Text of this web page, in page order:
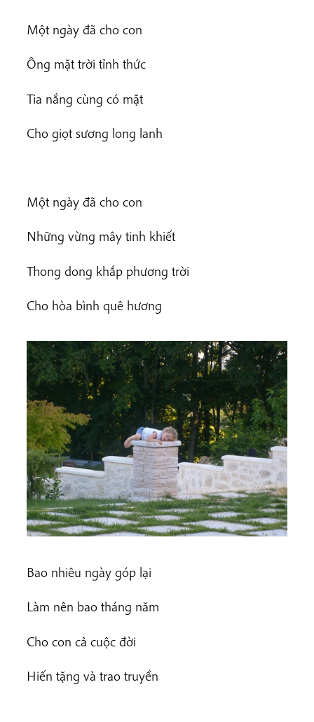
Một ngày đã cho con
Ông mặt trời tỉnh thức
Tia nắng cùng có mặt
Cho giọt sương long lanh
Một ngày đã cho con
Những vừng mây tinh khiết
Thong dong khắp phương trời
Cho hòa bình quê hương
Bao nhiêu ngày góp lại
Làm nên bao tháng năm
Cho con cả cuộc đời
Hiến tặng và trao truyền